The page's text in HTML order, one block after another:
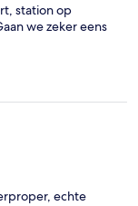
station op
we zeker eens
echte